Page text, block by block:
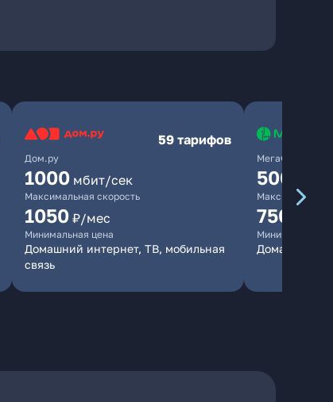
Дом.ру
59 тарифов
1000 мбит/сек
Максимальная скорость
1050 ₽/мес
Минимальная цена
Домашний интернет, ТВ, мобильная
связь
МегаФон
500
Максимальная
750
Минимальная
Домашний